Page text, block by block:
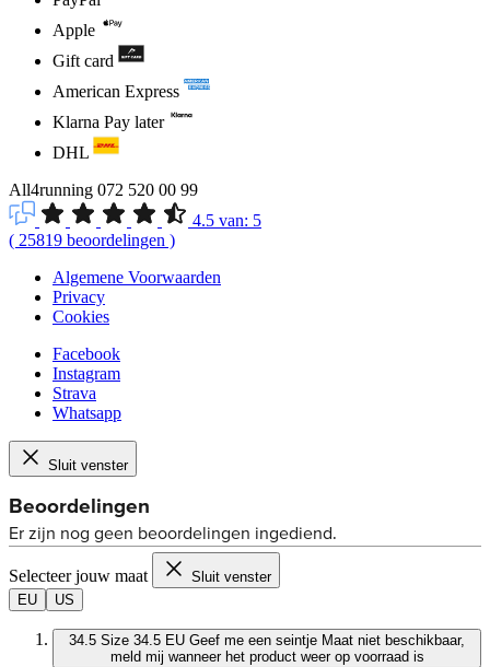
Apple
Gift card
American Express
Klarna Pay later
DHL
All4running 072 520 00 99
4.5 van: 5
( 25819 beoordelingen )
Algemene Voorwaarden
Privacy
Cookies
Facebook
Instagram
Strava
Whatsapp
Sluit venster
Selecteer jouw maat
Sluit venster
EU
US
34.5 Size 34.5 EU Geef me een seintje Maat niet beschikbaar,
meld mij wanneer het product weer op voorraad is